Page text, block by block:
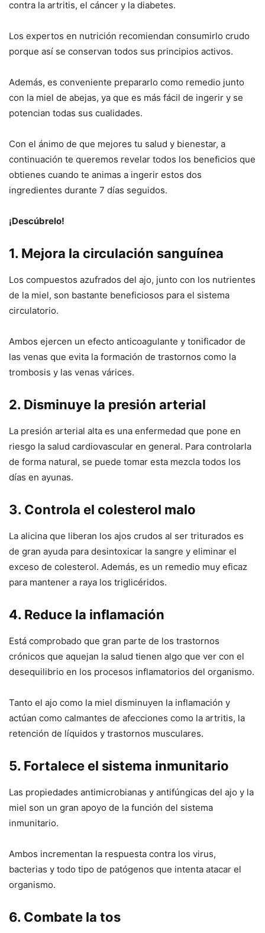
contra la artritis, el cáncer y la diabetes.
Los expertos en nutrición recomiendan consumirlo crudo
porque así se conservan todos sus principios activos.
Además, es conveniente prepararlo como remedio junto
con la miel de abejas, ya que es más fácil de ingerir y se
potencian todas sus cualidades.
Con el ánimo de que mejores tu salud y bienestar, a
continuación te queremos revelar todos los beneficios que
obtienes cuando te animas a ingerir estos dos
ingredientes durante 7 días seguidos.
¡Descúbrelo!
1. Mejora la circulación sanguínea
Los compuestos azufrados del ajo, junto con los nutrientes
de la miel, son bastante beneficiosos para el sistema
circulatorio.
Ambos ejercen un efecto anticoagulante y tonificador de
las venas que evita la formación de trastornos como la
trombosis y las venas várices.
2. Disminuye la presión arterial
La presión arterial alta es una enfermedad que pone en
riesgo la salud cardiovascular en general. Para controlarla
de forma natural, se puede tomar esta mezcla todos los
días en ayunas.
3. Controla el colesterol malo
La alicina que liberan los ajos crudos al ser triturados es
de gran ayuda para desintoxicar la sangre y eliminar el
exceso de colesterol. Además, es un remedio muy eficaz
para mantener a raya los triglicéridos.
4. Reduce la inflamación
Está comprobado que gran parte de los trastornos
crónicos que aquejan la salud tienen algo que ver con el
desequilibrio en los procesos inflamatorios del organismo.
Tanto el ajo como la miel disminuyen la inflamación y
actúan como calmantes de afecciones como la artritis, la
retención de líquidos y trastornos musculares.
5. Fortalece el sistema inmunitario
Las propiedades antimicrobianas y antifúngicas del ajo y la
miel son un gran apoyo de la función del sistema
inmunitario.
Ambos incrementan la respuesta contra los virus,
bacterias y todo tipo de patógenos que intenta atacar el
organismo.
6. Combate la tos